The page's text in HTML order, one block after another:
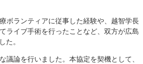
ボランティアに従事した経験や、越智学長
ライブ手術を行ったことなど、双方が広島
た。
論を行いました。本協定を契機として、